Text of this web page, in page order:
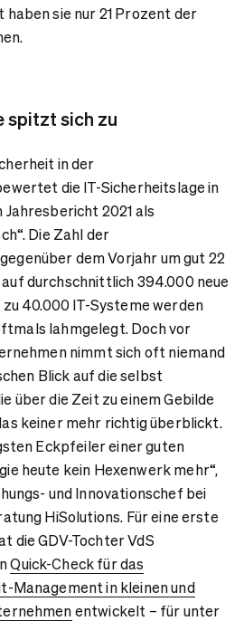
sie nur 21 Prozent der
spitzt sich zu
in der
die IT-Sicherheitslage in
2021 als
Die Zahl der
dem Vorjahr um gut 22
durchschnittlich 394.000 neue
40.000 IT-Systeme werden
lahmgelegt. Doch vor
nimmt sich oft niemand
Blick auf die selbst
über die Zeit zu einem Gebilde
keiner mehr richtig überblickt.
Eckpfeiler einer guten
heute kein Hexenwerk mehr“,
und Innovationschef bei
HiSolutions. Für eine erste
die GDV-Tochter VdS
Quick-Check für das
Management in kleinen und
entwickelt – für unter